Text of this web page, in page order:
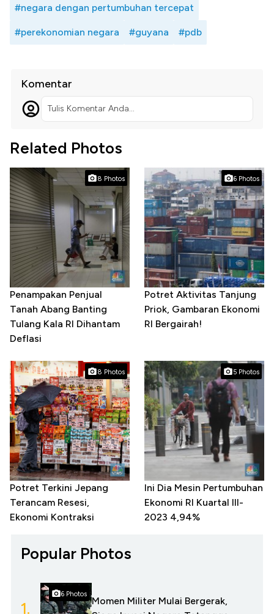
#negara dengan pertumbuhan tercepat
#perekonomian negara #guyana #pdb
Komentar
Tulis Komentar Anda...
Related Photos
8 Photos
Penampakan Penjual
Tanah Abang Banting
Tulang Kala RI Dihantam
Deflasi
6 Photos
Potret Aktivitas Tanjung
Priok, Gambaran Ekonomi
RI Bergairah!
8 Photos
Potret Terkini Jepang
Terancam Resesi,
Ekonomi Kontraksi
5 Photos
Ini Dia Mesin Pertumbuhan
Ekonomi RI Kuartal III-
2023 4,94%
Popular Photos
1.
6 Photos
Momen Militer Mulai Bergerak,